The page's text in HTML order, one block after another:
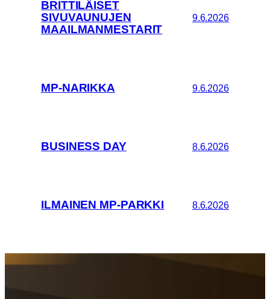
BRITTILÄISET
SIVUVAUNUJEN
MAAILMANMESTARIT
9.6.2026
MP-NARIKKA 9.6.2026
BUSINESS DAY 8.6.2026
ILMAINEN MP-PARKKI 8.6.2026